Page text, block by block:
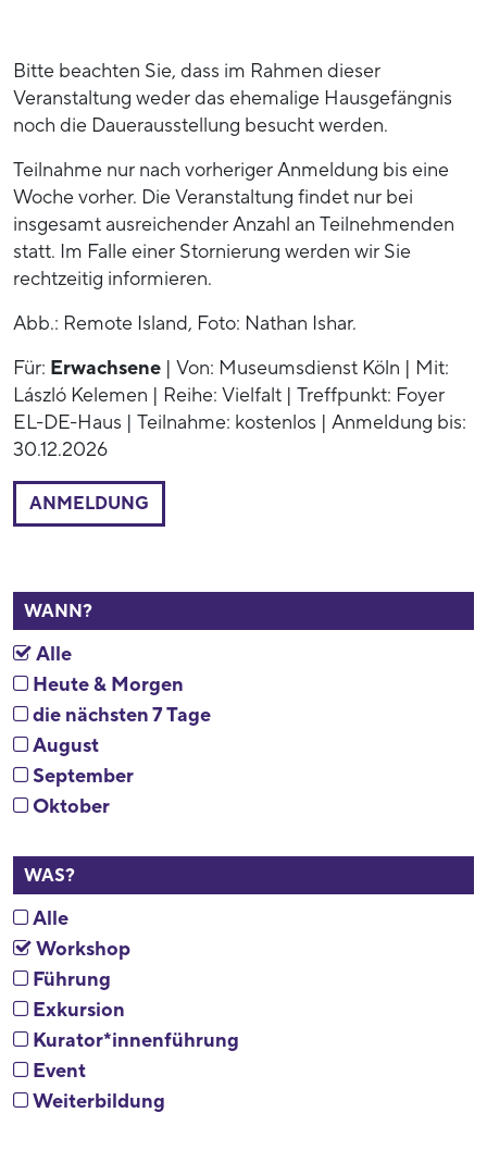
Bitte beachten Sie, dass im Rahmen dieser
Veranstaltung weder das ehemalige Hausgefängnis
noch die Dauerausstellung besucht werden.
Teilnahme nur nach vorheriger Anmeldung bis eine
Woche vorher. Die Veranstaltung findet nur bei
insgesamt ausreichender Anzahl an Teilnehmenden
statt. Im Falle einer Stornierung werden wir Sie
rechtzeitig informieren.
Abb.: Remote Island, Foto: Nathan Ishar.
Für: Erwachsene | Von: Museumsdienst Köln | Mit:
László Kelemen | Reihe: Vielfalt | Treffpunkt: Foyer
EL-DE-Haus | Teilnahme: kostenlos | Anmeldung bis:
30.12.2026
ANMELDUNG
WANN?
Alle
Heute & Morgen
die nächsten 7 Tage
August
September
Oktober
WAS?
Alle
Workshop
Führung
Exkursion
Kurator*innenführung
Event
Weiterbildung